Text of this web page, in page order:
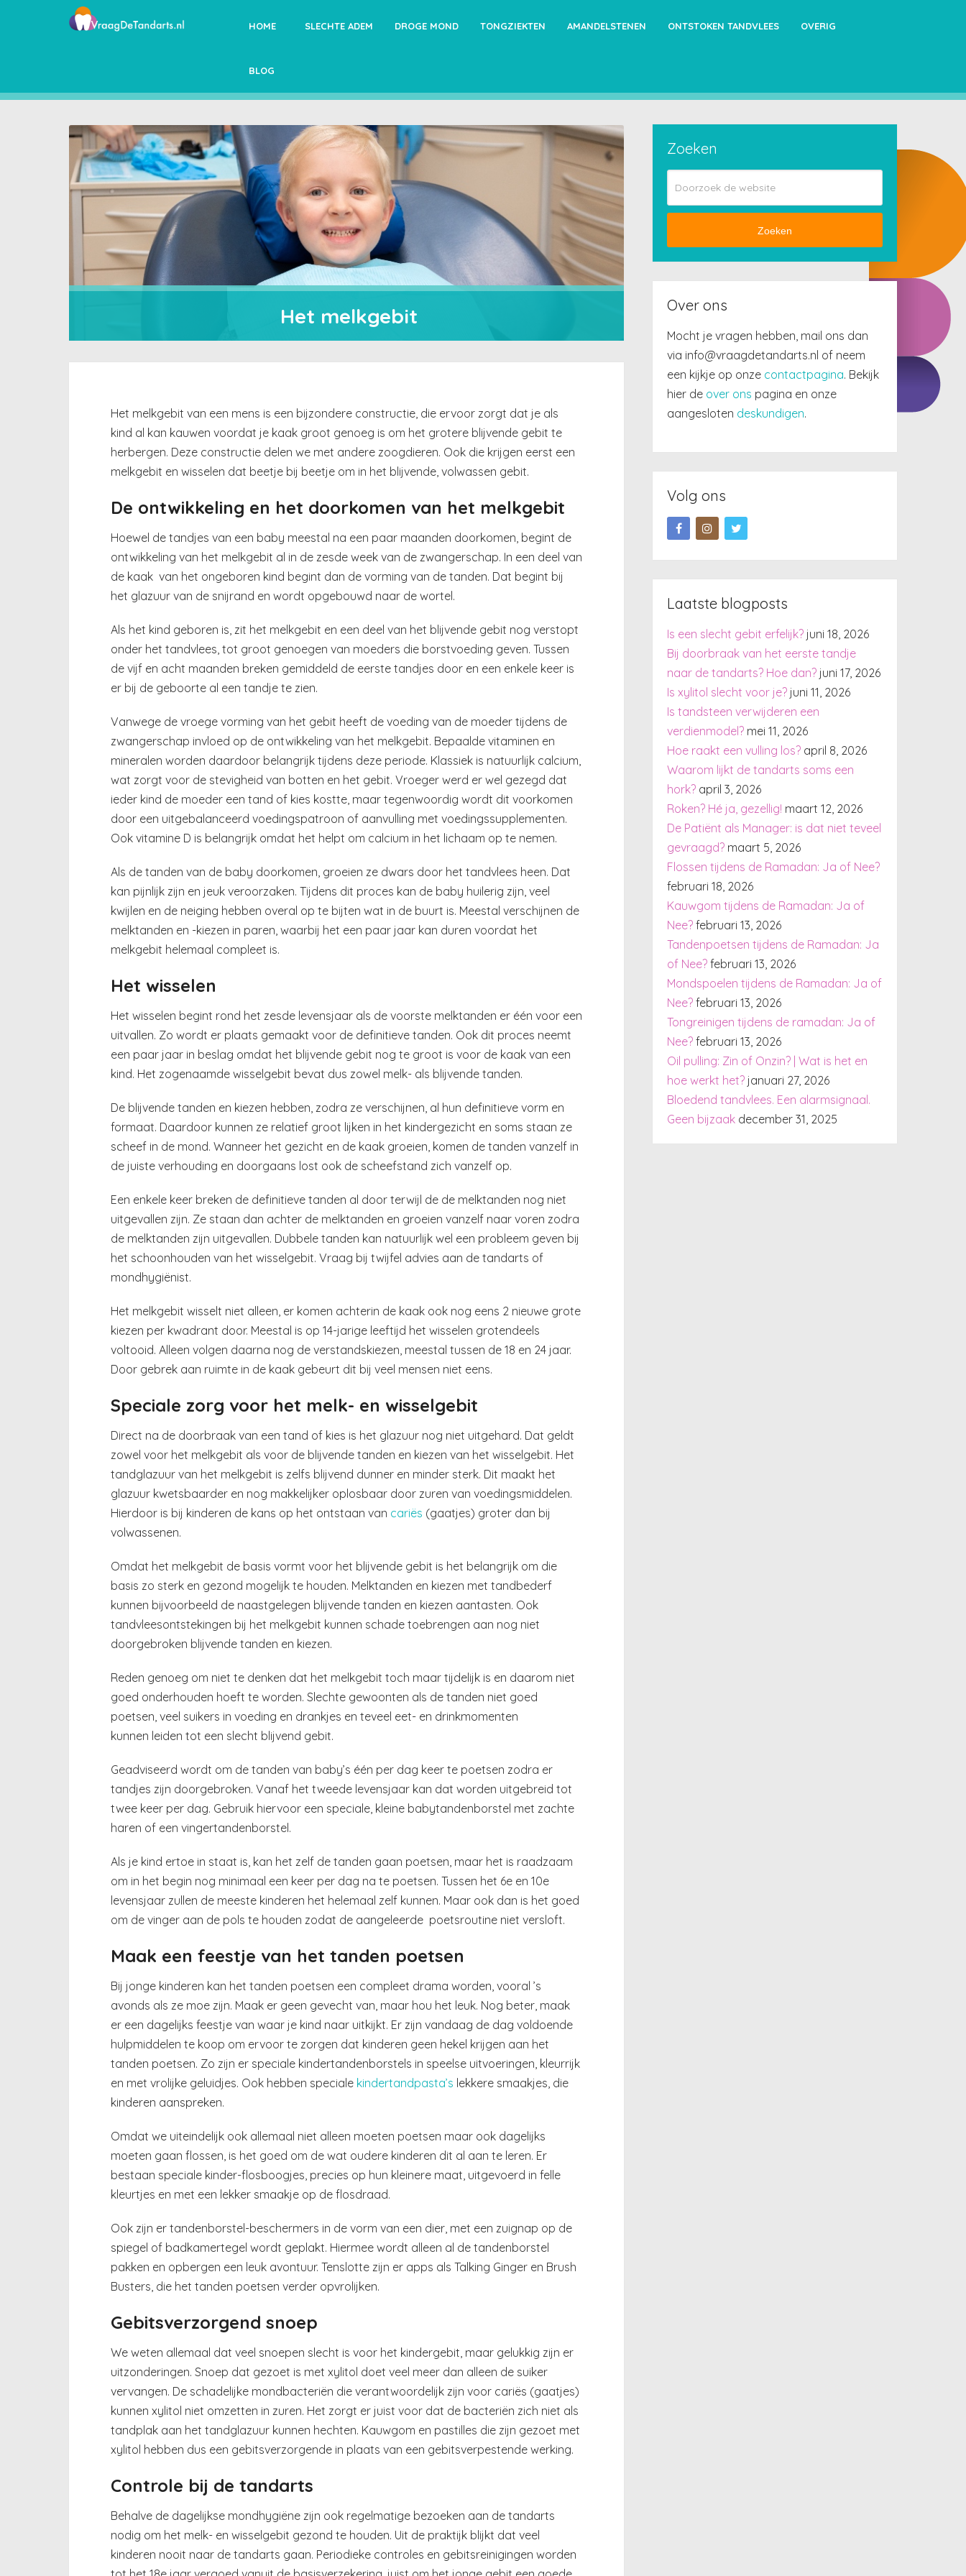
HOME SLECHTE ADEM DROGE MOND TONGZIEKTEN AMANDELSTENEN ONTSTOKEN TANDVLEES OVERIG
BLOG
Het melkgebit
Het melkgebit van een mens is een bijzondere constructie, die ervoor zorgt dat je als
kind al kan kauwen voordat je kaak groot genoeg is om het grotere blijvende gebit te
herbergen. Deze constructie delen we met andere zoogdieren. Ook die krijgen eerst een
melkgebit en wisselen dat beetje bij beetje om in het blijvende, volwassen gebit.
De ontwikkeling en het doorkomen van het melkgebit
Hoewel de tandjes van een baby meestal na een paar maanden doorkomen, begint de
ontwikkeling van het melkgebit al in de zesde week van de zwangerschap. In een deel van
de kaak van het ongeboren kind begint dan de vorming van de tanden. Dat begint bij
het glazuur van de snijrand en wordt opgebouwd naar de wortel.
Als het kind geboren is, zit het melkgebit en een deel van het blijvende gebit nog verstopt
onder het tandvlees, tot groot genoegen van moeders die borstvoeding geven. Tussen
de vijf en acht maanden breken gemiddeld de eerste tandjes door en een enkele keer is
er bij de geboorte al een tandje te zien.
Vanwege de vroege vorming van het gebit heeft de voeding van de moeder tijdens de
zwangerschap invloed op de ontwikkeling van het melkgebit. Bepaalde vitaminen en
mineralen worden daardoor belangrijk tijdens deze periode. Klassiek is natuurlijk calcium,
wat zorgt voor de stevigheid van botten en het gebit. Vroeger werd er wel gezegd dat
ieder kind de moeder een tand of kies kostte, maar tegenwoordig wordt dit voorkomen
door een uitgebalanceerd voedingspatroon of aanvulling met voedingssupplementen.
Ook vitamine D is belangrijk omdat het helpt om calcium in het lichaam op te nemen.
Als de tanden van de baby doorkomen, groeien ze dwars door het tandvlees heen. Dat
kan pijnlijk zijn en jeuk veroorzaken. Tijdens dit proces kan de baby huilerig zijn, veel
kwijlen en de neiging hebben overal op te bijten wat in de buurt is. Meestal verschijnen de
melktanden en -kiezen in paren, waarbij het een paar jaar kan duren voordat het
melkgebit helemaal compleet is.
Het wisselen
Het wisselen begint rond het zesde levensjaar als de voorste melktanden er één voor een
uitvallen. Zo wordt er plaats gemaakt voor de definitieve tanden. Ook dit proces neemt
een paar jaar in beslag omdat het blijvende gebit nog te groot is voor de kaak van een
kind. Het zogenaamde wisselgebit bevat dus zowel melk- als blijvende tanden.
De blijvende tanden en kiezen hebben, zodra ze verschijnen, al hun definitieve vorm en
formaat. Daardoor kunnen ze relatief groot lijken in het kindergezicht en soms staan ze
scheef in de mond. Wanneer het gezicht en de kaak groeien, komen de tanden vanzelf in
de juiste verhouding en doorgaans lost ook de scheefstand zich vanzelf op.
Een enkele keer breken de definitieve tanden al door terwijl de de melktanden nog niet
uitgevallen zijn. Ze staan dan achter de melktanden en groeien vanzelf naar voren zodra
de melktanden zijn uitgevallen. Dubbele tanden kan natuurlijk wel een probleem geven bij
het schoonhouden van het wisselgebit. Vraag bij twijfel advies aan de tandarts of
mondhygiënist.
Het melkgebit wisselt niet alleen, er komen achterin de kaak ook nog eens 2 nieuwe grote
kiezen per kwadrant door. Meestal is op 14-jarige leeftijd het wisselen grotendeels
voltooid. Alleen volgen daarna nog de verstandskiezen, meestal tussen de 18 en 24 jaar.
Door gebrek aan ruimte in de kaak gebeurt dit bij veel mensen niet eens.
Speciale zorg voor het melk- en wisselgebit
Direct na de doorbraak van een tand of kies is het glazuur nog niet uitgehard. Dat geldt
zowel voor het melkgebit als voor de blijvende tanden en kiezen van het wisselgebit. Het
tandglazuur van het melkgebit is zelfs blijvend dunner en minder sterk. Dit maakt het
glazuur kwetsbaarder en nog makkelijker oplosbaar door zuren van voedingsmiddelen.
Hierdoor is bij kinderen de kans op het ontstaan van cariës (gaatjes) groter dan bij
volwassenen.
Omdat het melkgebit de basis vormt voor het blijvende gebit is het belangrijk om die
basis zo sterk en gezond mogelijk te houden. Melktanden en kiezen met tandbederf
kunnen bijvoorbeeld de naastgelegen blijvende tanden en kiezen aantasten. Ook
tandvleesontstekingen bij het melkgebit kunnen schade toebrengen aan nog niet
doorgebroken blijvende tanden en kiezen.
Reden genoeg om niet te denken dat het melkgebit toch maar tijdelijk is en daarom niet
goed onderhouden hoeft te worden. Slechte gewoonten als de tanden niet goed
poetsen, veel suikers in voeding en drankjes en teveel eet- en drinkmomenten
kunnen leiden tot een slecht blijvend gebit.
Geadviseerd wordt om de tanden van baby’s één per dag keer te poetsen zodra er
tandjes zijn doorgebroken. Vanaf het tweede levensjaar kan dat worden uitgebreid tot
twee keer per dag. Gebruik hiervoor een speciale, kleine babytandenborstel met zachte
haren of een vingertandenborstel.
Als je kind ertoe in staat is, kan het zelf de tanden gaan poetsen, maar het is raadzaam
om in het begin nog minimaal een keer per dag na te poetsen. Tussen het 6e en 10e
levensjaar zullen de meeste kinderen het helemaal zelf kunnen. Maar ook dan is het goed
om de vinger aan de pols te houden zodat de aangeleerde poetsroutine niet versloft.
Maak een feestje van het tanden poetsen
Bij jonge kinderen kan het tanden poetsen een compleet drama worden, vooral ’s
avonds als ze moe zijn. Maak er geen gevecht van, maar hou het leuk. Nog beter, maak
er een dagelijks feestje van waar je kind naar uitkijkt. Er zijn vandaag de dag voldoende
hulpmiddelen te koop om ervoor te zorgen dat kinderen geen hekel krijgen aan het
tanden poetsen. Zo zijn er speciale kindertandenborstels in speelse uitvoeringen, kleurrijk
en met vrolijke geluidjes. Ook hebben speciale kindertandpasta’s lekkere smaakjes, die
kinderen aanspreken.
Omdat we uiteindelijk ook allemaal niet alleen moeten poetsen maar ook dagelijks
moeten gaan flossen, is het goed om de wat oudere kinderen dit al aan te leren. Er
bestaan speciale kinder-flosboogjes, precies op hun kleinere maat, uitgevoerd in felle
kleurtjes en met een lekker smaakje op de flosdraad.
Ook zijn er tandenborstel-beschermers in de vorm van een dier, met een zuignap op de
spiegel of badkamertegel wordt geplakt. Hiermee wordt alleen al de tandenborstel
pakken en opbergen een leuk avontuur. Tenslotte zijn er apps als Talking Ginger en Brush
Busters, die het tanden poetsen verder opvrolijken.
Gebitsverzorgend snoep
We weten allemaal dat veel snoepen slecht is voor het kindergebit, maar gelukkig zijn er
uitzonderingen. Snoep dat gezoet is met xylitol doet veel meer dan alleen de suiker
vervangen. De schadelijke mondbacteriën die verantwoordelijk zijn voor cariës (gaatjes)
kunnen xylitol niet omzetten in zuren. Het zorgt er juist voor dat de bacteriën zich niet als
tandplak aan het tandglazuur kunnen hechten. Kauwgom en pastilles die zijn gezoet met
xylitol hebben dus een gebitsverzorgende in plaats van een gebitsverpestende werking.
Controle bij de tandarts
Behalve de dagelijkse mondhygiëne zijn ook regelmatige bezoeken aan de tandarts
nodig om het melk- en wisselgebit gezond te houden. Uit de praktijk blijkt dat veel
kinderen nooit naar de tandarts gaan. Periodieke controles en gebitsreinigingen worden
Zoeken
Zoeken
Over ons
Mocht je vragen hebben, mail ons dan
via info@vraagdetandarts.nl of neem
een kijkje op onze contactpagina. Bekijk
hier de over ons pagina en onze
aangesloten deskundigen.
Volg ons
Laatste blogposts
Is een slecht gebit erfelijk? juni 18, 2026
Bij doorbraak van het eerste tandje
naar de tandarts? Hoe dan? juni 17, 2026
Is xylitol slecht voor je? juni 11, 2026
Is tandsteen verwijderen een
verdienmodel? mei 11, 2026
Hoe raakt een vulling los? april 8, 2026
Waarom lijkt de tandarts soms een
hork? april 3, 2026
Roken? Hé ja, gezellig! maart 12, 2026
De Patiënt als Manager: is dat niet teveel
gevraagd? maart 5, 2026
Flossen tijdens de Ramadan: Ja of Nee?
februari 18, 2026
Kauwgom tijdens de Ramadan: Ja of
Nee? februari 13, 2026
Tandenpoetsen tijdens de Ramadan: Ja
of Nee? februari 13, 2026
Mondspoelen tijdens de Ramadan: Ja of
Nee? februari 13, 2026
Tongreinigen tijdens de ramadan: Ja of
Nee? februari 13, 2026
Oil pulling: Zin of Onzin? | Wat is het en
hoe werkt het? januari 27, 2026
Bloedend tandvlees. Een alarmsignaal.
Geen bijzaak december 31, 2025